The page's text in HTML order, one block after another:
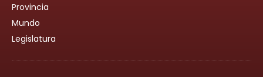
Provincia
Mundo
Legislatura